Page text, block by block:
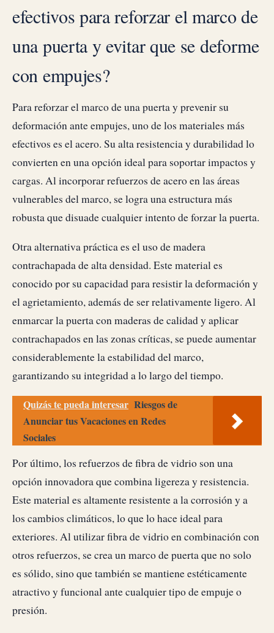
efectivos para reforzar el marco de
una puerta y evitar que se deforme
con empujes?
Para reforzar el marco de una puerta y prevenir su
deformación ante empujes, uno de los materiales más
efectivos es el acero. Su alta resistencia y durabilidad lo
convierten en una opción ideal para soportar impactos y
cargas. Al incorporar refuerzos de acero en las áreas
vulnerables del marco, se logra una estructura más
robusta que disuade cualquier intento de forzar la puerta.
Otra alternativa práctica es el uso de madera
contrachapada de alta densidad. Este material es
conocido por su capacidad para resistir la deformación y
el agrietamiento, además de ser relativamente ligero. Al
enmarcar la puerta con maderas de calidad y aplicar
contrachapados en las zonas críticas, se puede aumentar
considerablemente la estabilidad del marco,
garantizando su integridad a lo largo del tiempo.
Quizás te pueda interesar Riesgos de
Anunciar tus Vacaciones en Redes
Sociales
Por último, los refuerzos de fibra de vidrio son una
opción innovadora que combina ligereza y resistencia.
Este material es altamente resistente a la corrosión y a
los cambios climáticos, lo que lo hace ideal para
exteriores. Al utilizar fibra de vidrio en combinación con
otros refuerzos, se crea un marco de puerta que no solo
es sólido, sino que también se mantiene estéticamente
atractivo y funcional ante cualquier tipo de empuje o
presión.